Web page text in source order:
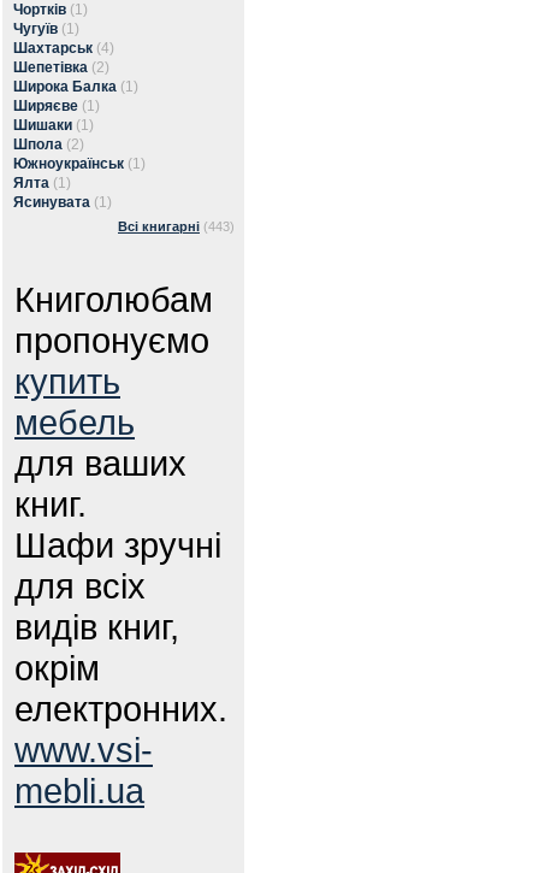
Чортків (1)
Чугуїв (1)
Шахтарськ (4)
Шепетівка (2)
Широка Балка (1)
Ширяєве (1)
Шишаки (1)
Шпола (2)
Южноукраїнськ (1)
Ялта (1)
Ясинувата (1)
Всі книгарні (443)
Книголюбам
пропонуємо
купить
мебель
для ваших
книг.
Шафи зручні
для всіх
видів книг,
окрім
електронних.
www.vsi-
mebli.ua